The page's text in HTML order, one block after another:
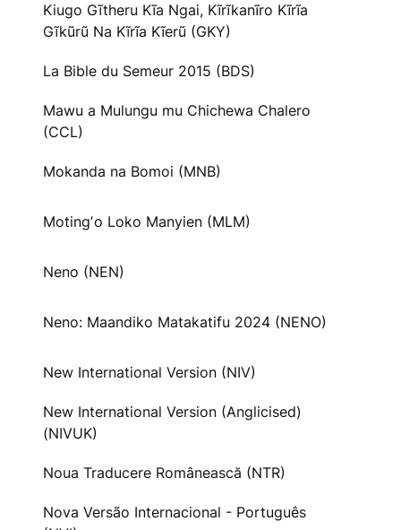
Kiugo Gĩtheru Kĩa Ngai, Kĩrĩkanĩro Kĩrĩa
Gĩkũrũ Na Kĩrĩa Kĩerũ (GKY)
La Bible du Semeur 2015 (BDS)
Mawu a Mulungu mu Chichewa Chalero
(CCL)
Mokanda na Bomoi (MNB)
Motingʼo Loko Manyien (MLM)
Neno (NEN)
Neno: Maandiko Matakatifu 2024 (NENO)
New International Version (NIV)
New International Version (Anglicised)
(NIVUK)
Noua Traducere Românească (NTR)
Nova Versão Internacional - Português